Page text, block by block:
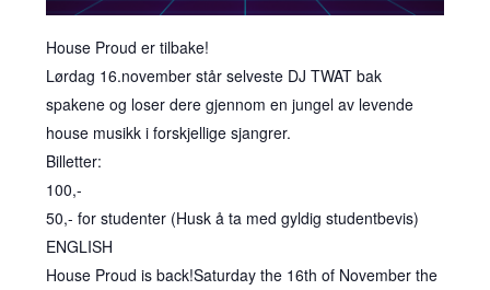
House Proud er tilbake!
Lørdag 16.november står selveste DJ TWAT bak
spakene og loser dere gjennom en jungel av levende
house musikk i forskjellige sjangrer.
Billetter:
100,-
50,- for studenter (Husk å ta med gyldig studentbevis)
ENGLISH
House Proud is back!Saturday the 16th of November the